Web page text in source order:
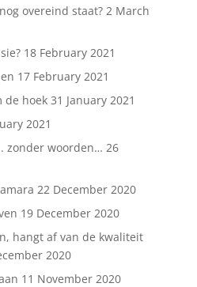
overeind staat? 2 March
18 February 2021
17 February 2021
de hoek 31 January 2021
2021
zonder woorden… 26
22 December 2020
19 December 2020
hangt af van de kwaliteit
2020
11 November 2020